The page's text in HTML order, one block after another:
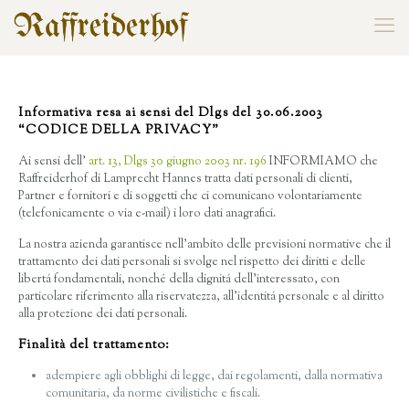
Informativa resa ai sensi del Dlgs del 30.06.2003
“CODICE DELLA PRIVACY”
Ai sensi dell’ art. 13, Dlgs 30 giugno 2003 nr. 196 INFORMIAMO che
Raffreiderhof di Lamprecht Hannes tratta dati personali di clienti,
Partner e fornitori e di soggetti che ci comunicano volontariamente
(telefonicamente o via e-mail) i loro dati anagrafici.
La nostra azienda garantisce nell’ambito delle previsioni normative che il
trattamento dei dati personali si svolge nel rispetto dei diritti e delle
libertá fondamentali, nonché della dignitá dell’interessato, con
particolare riferimento alla riservatezza, all’identitá personale e al diritto
alla protezione dei dati personali.
Finalità del trattamento:
adempiere agli obblighi di legge, dai regolamenti, dalla normativa
comunitaria, da norme civilistiche e fiscali.